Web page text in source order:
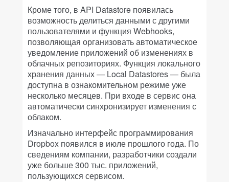
Кроме того, в API Datastore появилась
возможность делиться данными с другими
пользователями и функция Webhooks,
позволяющая организовать автоматическое
уведомление приложений об изменениях в
облачных репозиториях. Функция локального
хранения данных — Local Datastores — была
доступна в ознакомительном режиме уже
несколько месяцев. При входе в сервис она
автоматически синхронизирует изменения с
облаком.
Изначально интерфейс программирования
Dropbox появился в июле прошлого года. По
сведениям компании, разработчики создали
уже больше 300 тыс. приложений,
пользующихся сервисом.